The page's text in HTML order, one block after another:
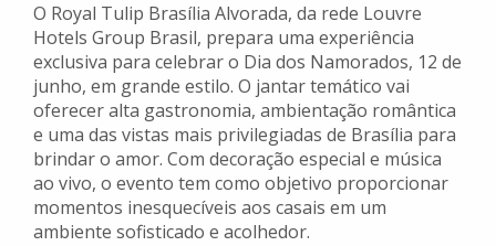
O Royal Tulip Brasília Alvorada, da rede Louvre
Hotels Group Brasil, prepara uma experiência
exclusiva para celebrar o Dia dos Namorados, 12 de
junho, em grande estilo. O jantar temático vai
oferecer alta gastronomia, ambientação romântica
e uma das vistas mais privilegiadas de Brasília para
brindar o amor. Com decoração especial e música
ao vivo, o evento tem como objetivo proporcionar
momentos inesquecíveis aos casais em um
ambiente sofisticado e acolhedor.